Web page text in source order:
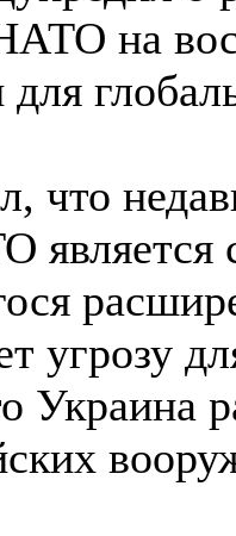
на
что
угрозу
Украина